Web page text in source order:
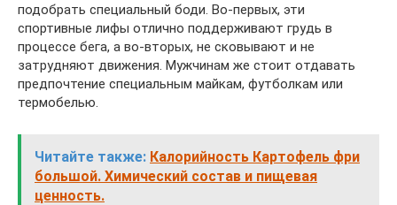
подобрать специальный боди. Во-первых, эти
спортивные лифы отлично поддерживают грудь в
процессе бега, а во-вторых, не сковывают и не
затрудняют движения. Мужчинам же стоит отдавать
предпочтение специальным майкам, футболкам или
термобелью.
Читайте также: Калорийность Картофель фри
большой. Химический состав и пищевая
ценность.